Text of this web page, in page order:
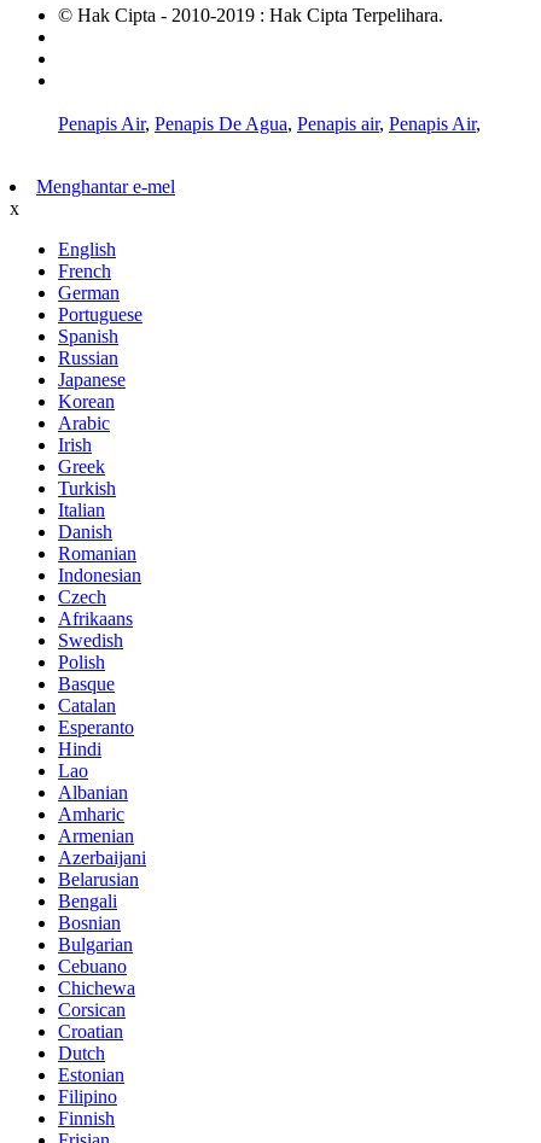
© Hak Cipta - 2010-2019 : Hak Cipta Terpelihara.
Penapis Air, Penapis De Agua, Penapis air, Penapis Air,
Menghantar e-mel
x
English
French
German
Portuguese
Spanish
Russian
Japanese
Korean
Arabic
Irish
Greek
Turkish
Italian
Danish
Romanian
Indonesian
Czech
Afrikaans
Swedish
Polish
Basque
Catalan
Esperanto
Hindi
Lao
Albanian
Amharic
Armenian
Azerbaijani
Belarusian
Bengali
Bosnian
Bulgarian
Cebuano
Chichewa
Corsican
Croatian
Dutch
Estonian
Filipino
Finnish